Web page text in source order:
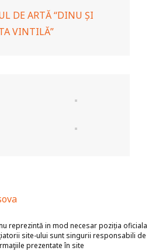
DE ARTĂ “DINU ȘI
VINTILĂ”
reprezintă in mod necesar poziția oficiala
site-ului sunt singurii responsabili de
prezentate în site